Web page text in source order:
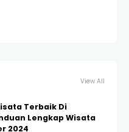
View All
Terbaik Di
Lengkap Wisata
2024